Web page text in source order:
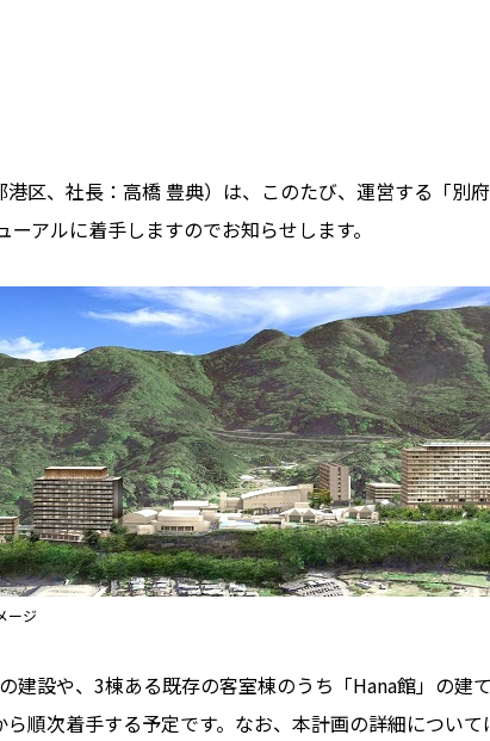
区、社長：高橋 豊典）は、このたび、運営する「別
アルに着手しますのでお知らせします。
ージ
建設や、3棟ある既存の客室棟のうち「Hana館」の建
順次着手する予定です。なお、本計画の詳細につい